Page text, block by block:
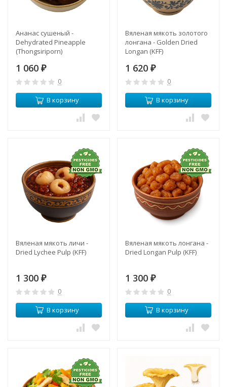
Ананас сушеный -
Dehydrated Pineapple
(Thongsiriporn)
1 060 ₽
0
В корзину
Вяленая мякоть золотого
лонгана - Golden Dried
Longan (KFF)
1 620 ₽
0
В корзину
Вяленая мякоть личи -
Dried Lychee Pulp (KFF)
1 300 ₽
0
В корзину
Вяленая мякоть лонгана -
Dried Longan Pulp (KFF)
1 300 ₽
0
В корзину